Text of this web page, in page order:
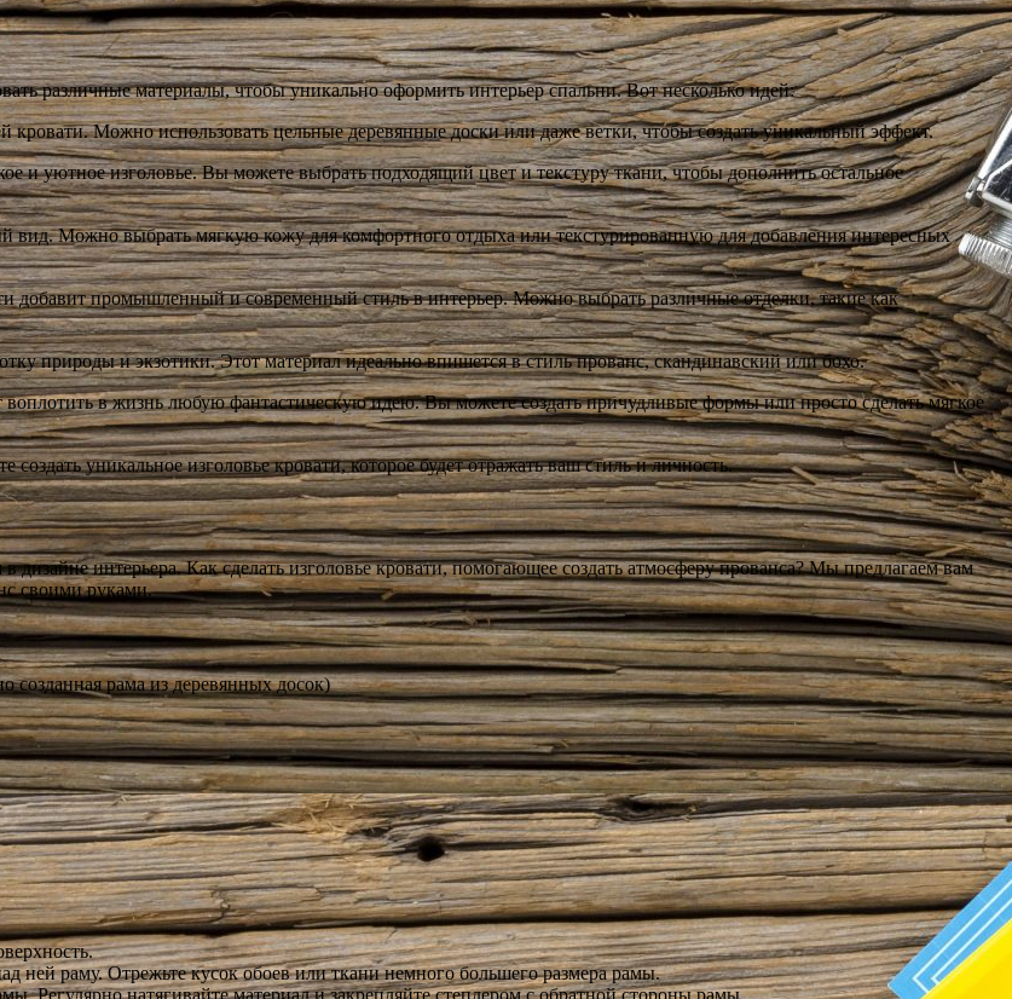
различные материалы, чтобы уникально оформить интерьер спальни. Вот несколько идей:
кровати. Можно использовать цельные деревянные доски или даже ветки, чтобы создать уникальный эффект.
и уютное изголовье. Вы можете выбрать подходящий цвет и текстуру ткани, чтобы дополнить остальное
вид. Можно выбрать мягкую кожу для комфортного отдыха или текстурированную для добавления интересных
добавит промышленный и современный стиль в интерьер. Можно выбрать различные отделки, такие как
природы и экзотики. Этот материал идеально впишется в стиль прованс, скандинавский или бохо.
воплотить в жизнь любую фантастическую идею. Вы можете создать причудливые формы или просто сделать мягкое
уникальное изголовье кровати, которое будет отражать ваш стиль и личность.
дизайне интерьера. Как сделать изголовье кровати, помогающее создать атмосферу прованса? Мы предлагаем вам
своими руками.
созданная рама из деревянных досок)
ней раму. Отрежьте кусок обоев или ткани немного большего размера рамы.
Регулярно натягивайте материал и закрепляйте степлером с обратной стороны рамы.